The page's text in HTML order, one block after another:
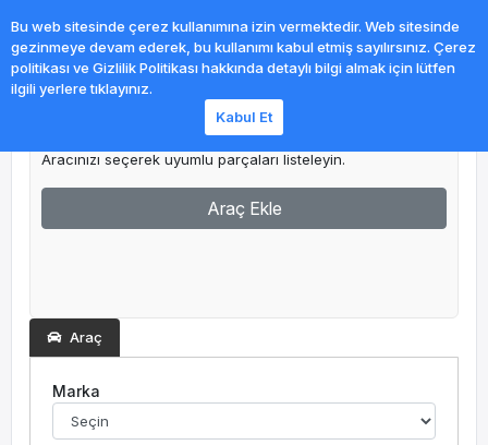
Aracınızı seçerek uyumlu parçaları listeleyin.
Araç Ekle
Araç
Marka
Bu web sitesinde çerez kullanımına izin vermektedir. Web sitesinde
gezinmeye devam ederek, bu kullanımı kabul etmiş sayılırsınız. Çerez
politikası ve Gizlilik Politikası hakkında detaylı bilgi almak için lütfen
ilgili yerlere tıklayınız.
Kabul Et